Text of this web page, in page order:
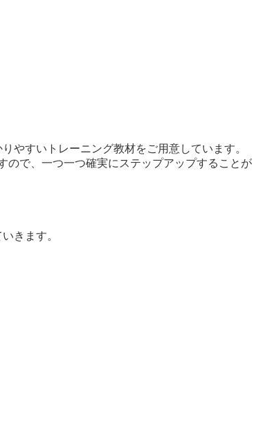
やすいトレーニング教材をご用意しています。
ので、一つ一つ確実にステップアップすることが
きます。